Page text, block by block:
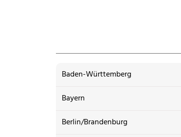
Baden-Württemberg
Bayern
Berlin/Brandenburg